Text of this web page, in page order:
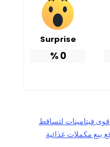
Surprise
0
%
فيتامينات لتساقط
بيع مكملات غذائية